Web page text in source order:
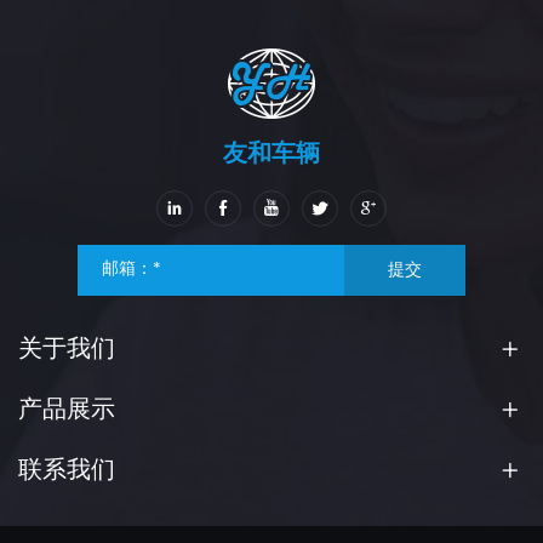
友和车辆
提交
关于我们
产品展示
联系我们